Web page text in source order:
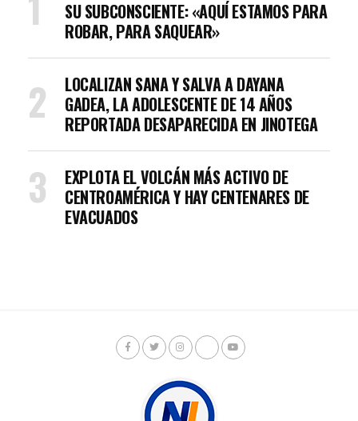
SU SUBCONSCIENTE: «AQUÍ ESTAMOS PARA
ROBAR, PARA SAQUEAR»
LOCALIZAN SANA Y SALVA A DAYANA
GADEA, LA ADOLESCENTE DE 14 AÑOS
REPORTADA DESAPARECIDA EN JINOTEGA
EXPLOTA EL VOLCÁN MÁS ACTIVO DE
CENTROAMÉRICA Y HAY CENTENARES DE
EVACUADOS